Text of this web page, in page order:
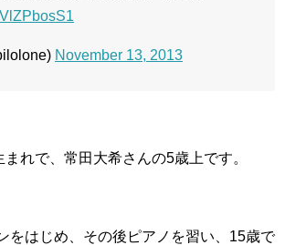
November 13, 2013
れで、常田大希さんの5歳上です。
をはじめ、その後ピアノを習い、15歳で